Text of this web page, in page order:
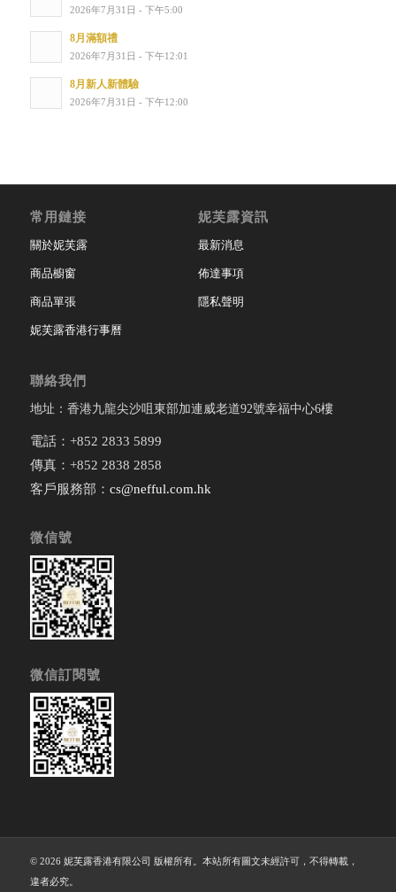
2026年7月31日 - 下午5:00
8月滿額禮
2026年7月31日 - 下午12:01
8月新人新體驗
2026年7月31日 - 下午12:00
常用鏈接
關於妮芙露
商品櫥窗
商品單張
妮芙露香港行事曆
妮芙露資訊
最新消息
佈達事項
隱私聲明
聯絡我們
地址：香港九龍尖沙咀東部加連威老道92號幸福中心6樓
電話：+852 2833 5899
傳真：+852 2838 2858
客戶服務部： cs@nefful.com.hk
微信號
微信訂閱號
© 2026 妮芙露香港有限公司 版權所有。本站所有圖文未經許可，不得轉載，
違者必究。